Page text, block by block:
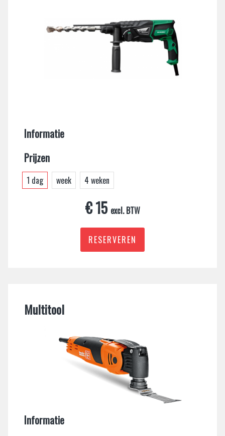
Informatie
Prijzen
1 dag week 4 weken
€ 15 excl. BTW
RESERVEREN
Multitool
Informatie